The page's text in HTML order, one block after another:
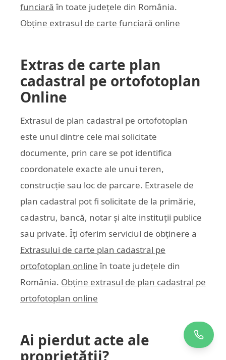
funciară în toate județele din România.
Obține extrasul de carte funciară online
Extras de carte plan
cadastral pe ortofotoplan
Online
Extrasul de plan cadastral pe ortofotoplan
este unul dintre cele mai solicitate
documente, prin care se pot identifica
coordonatele exacte ale unui teren,
construcție sau loc de parcare. Extrasele de
plan cadastral pot fi solicitate de la primărie,
cadastru, bancă, notar și alte instituții publice
sau private. Îți oferim serviciul de obținere a
Extrasului de carte plan cadastral pe
ortofotoplan online în toate județele din
România. Obține extrasul de plan cadastral pe
ortofotoplan online
Ai pierdut acte ale
proprietății?